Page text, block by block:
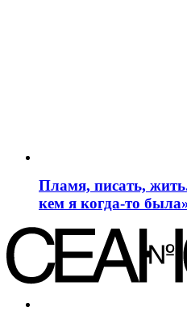
Пламя, писать,
кем я когда-то